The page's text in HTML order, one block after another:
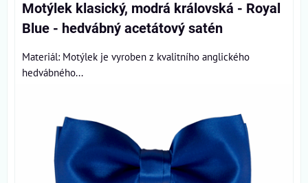
Motýlek klasický, modrá královská - Royal
Blue - hedvábný acetátový satén
Materiál: Motýlek je vyroben z kvalitního anglického
hedvábného...